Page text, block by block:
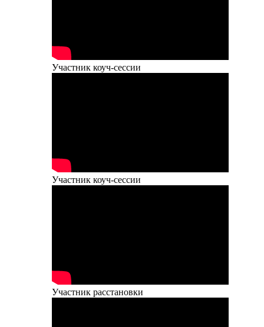
Участник коуч-сессии
Участник коуч-сессии
Участник расстановки